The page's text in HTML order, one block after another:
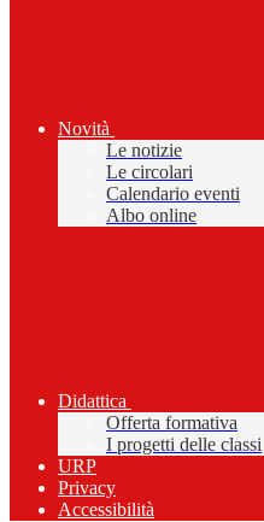
Novità
Le notizie
Le circolari
Calendario eventi
Albo online
Didattica
Offerta formativa
I progetti delle classi
URP
Privacy
Accessibilità